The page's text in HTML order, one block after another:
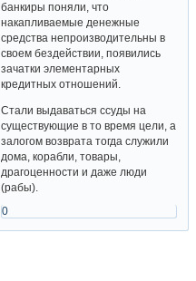
банкиры поняли, что
накапливаемые денежные
средства непроизводительны в
своем бездействии, появились
зачатки элементарных
кредитных отношений.
Стали выдаваться ссуды на
существующие в то время цели, а
залогом возврата тогда служили
дома, корабли, товары,
драгоценности и даже люди
(рабы).
0